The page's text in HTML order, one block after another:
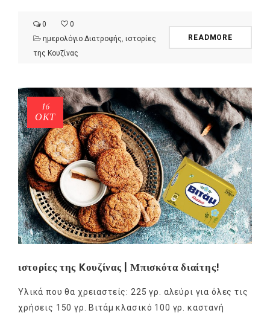
0
0
ημερολόγιο Διατροφής, ιστορίες
της Κουζίνας
READMORE
16
ΟΚΤ
ιστορίες της Kουζίνας | Μπισκότα διαίτης!
Υλικά που θα χρειαστείς: 225 γρ. αλεύρι για όλες τις
χρήσεις 150 γρ. Βιτάμ κλασικό 100 γρ. καστανή